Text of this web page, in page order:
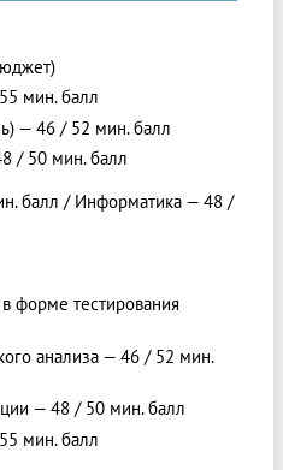
мин. балл
— 46 / 52 мин. балл
/ 50 мин. балл
балл / Информатика — 48 /
форме тестирования
анализа — 46 / 52 мин.
— 48 / 50 мин. балл
мин. балл